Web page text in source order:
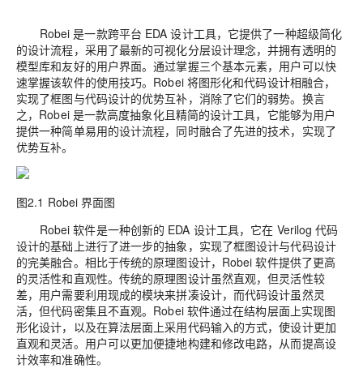
Robei 是一款跨平台 EDA 设计工具，它提供了一种超级简化
的设计流程，采用了最新的可视化分层设计理念，并拥有透明的
模型库和友好的用户界面。通过掌握三个基本元素，用户可以快
速掌握该软件的使用技巧。Robei 将图形化和代码设计相融合，
实现了框图与代码设计的优势互补，消除了它们的弱势。换言
之，Robei 是一款高度抽象化且精简的设计工具，它能够为用户
提供一种简单易用的设计流程，同时融合了先进的技术，实现了
优势互补。
图2.1 Robei 界面图
Robei 软件是一种创新的 EDA 设计工具，它在 Verilog 代码
设计的基础上进行了进一步的抽象，实现了框图设计与代码设计
的完美融合。相比于传统的原理图设计，Robei 软件提供了更高
的灵活性和直观性。传统的原理图设计虽然直观，但灵活性较
差，用户需要利用现成的模块来拼凑设计，而代码设计虽然灵
活，但代码密集且不直观。Robei 软件通过在结构层面上实现图
形化设计，以及在算法层面上采用代码输入的方式，使设计更加
直观和灵活。用户可以更加便捷地构建和修改电路，从而提高设
计效率和准确性。